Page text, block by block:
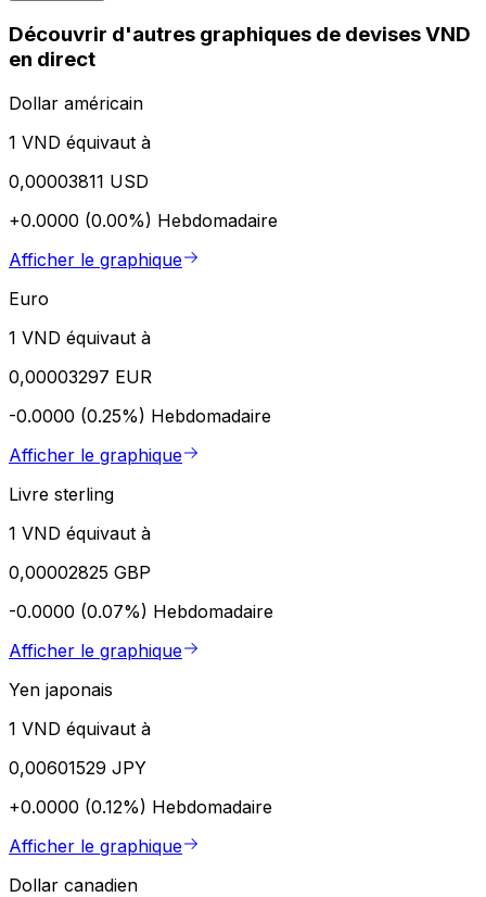
Découvrir d'autres graphiques de devises VND
en direct
Dollar américain
1 VND équivaut à
0,00003811 USD
+0.0000 (0.00%) Hebdomadaire
Afficher le graphique
Euro
1 VND équivaut à
0,00003297 EUR
-0.0000 (0.25%) Hebdomadaire
Afficher le graphique
Livre sterling
1 VND équivaut à
0,00002825 GBP
-0.0000 (0.07%) Hebdomadaire
Afficher le graphique
Yen japonais
1 VND équivaut à
0,00601529 JPY
+0.0000 (0.12%) Hebdomadaire
Afficher le graphique
Dollar canadien